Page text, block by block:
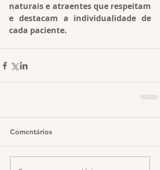
naturais e atraentes que respeitam
e destacam a individualidade de
cada paciente.
Comentários